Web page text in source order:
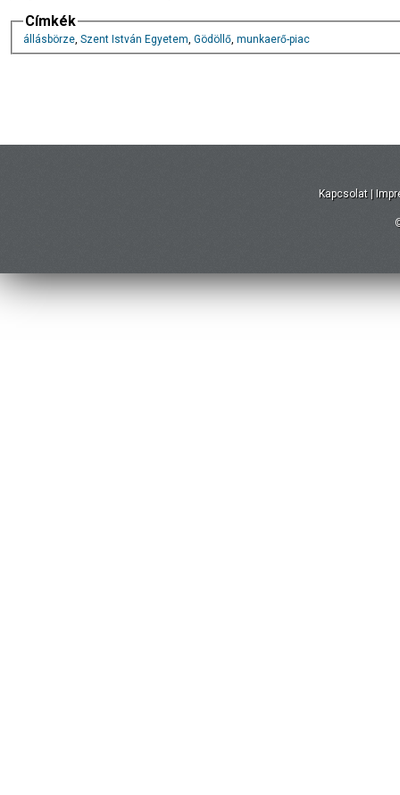
Címkék
állásbörze, Szent István Egyetem, Gödöllő, munkaerő-piac
Kapcsolat |